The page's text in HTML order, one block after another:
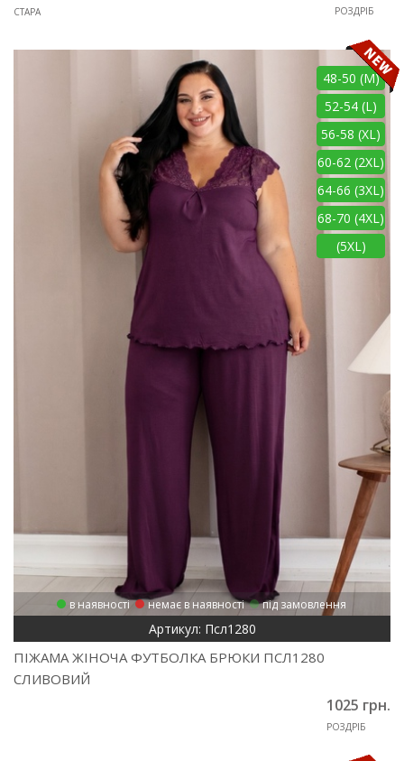
РОЗДРІБ
СТАРА
48-50 (M)
52-54 (L)
56-58 (XL)
60-62 (2XL)
64-66 (3XL)
68-70 (4XL)
(5XL)
в наявності немає в наявності під замовлення
Артикул: Псл1280
ПІЖАМА ЖІНОЧА ФУТБОЛКА БРЮКИ ПСЛ1280
СЛИВОВИЙ
1025 грн.
РОЗДРІБ